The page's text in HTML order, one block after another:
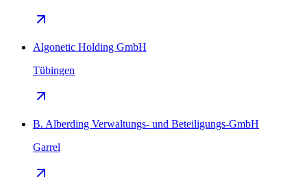
Algonetic Holding GmbH
Tübingen
B. Alberding Verwaltungs- und Beteiligungs-GmbH
Garrel